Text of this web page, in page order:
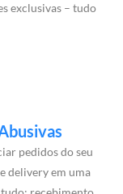
exclusivas – tudo
pedidos do seu
delivery em uma